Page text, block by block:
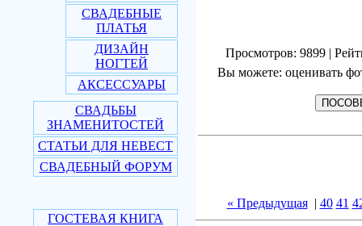
СВАДЕБНЫЕ
ПЛАТЬЯ
ДИЗАЙН
НОГТЕЙ
АКСЕССУАРЫ
СВАДЬБЫ
ЗНАМЕНИТОСТЕЙ
СТАТЬИ ДЛЯ НЕВЕСТ
СВАДЕБНЫЙ ФОРУМ
ГОСТЕВАЯ КНИГА
Просмотров: 9899 |
Вы можете: оценивать
« Предыдущая| 40 41